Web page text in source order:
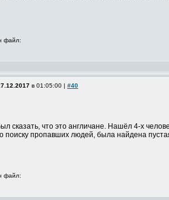
файл:
в 01:05:00 | #40
сказать, что это англичане. Нашёл 4-х
поиску пропавших людей, была найдена
файл: